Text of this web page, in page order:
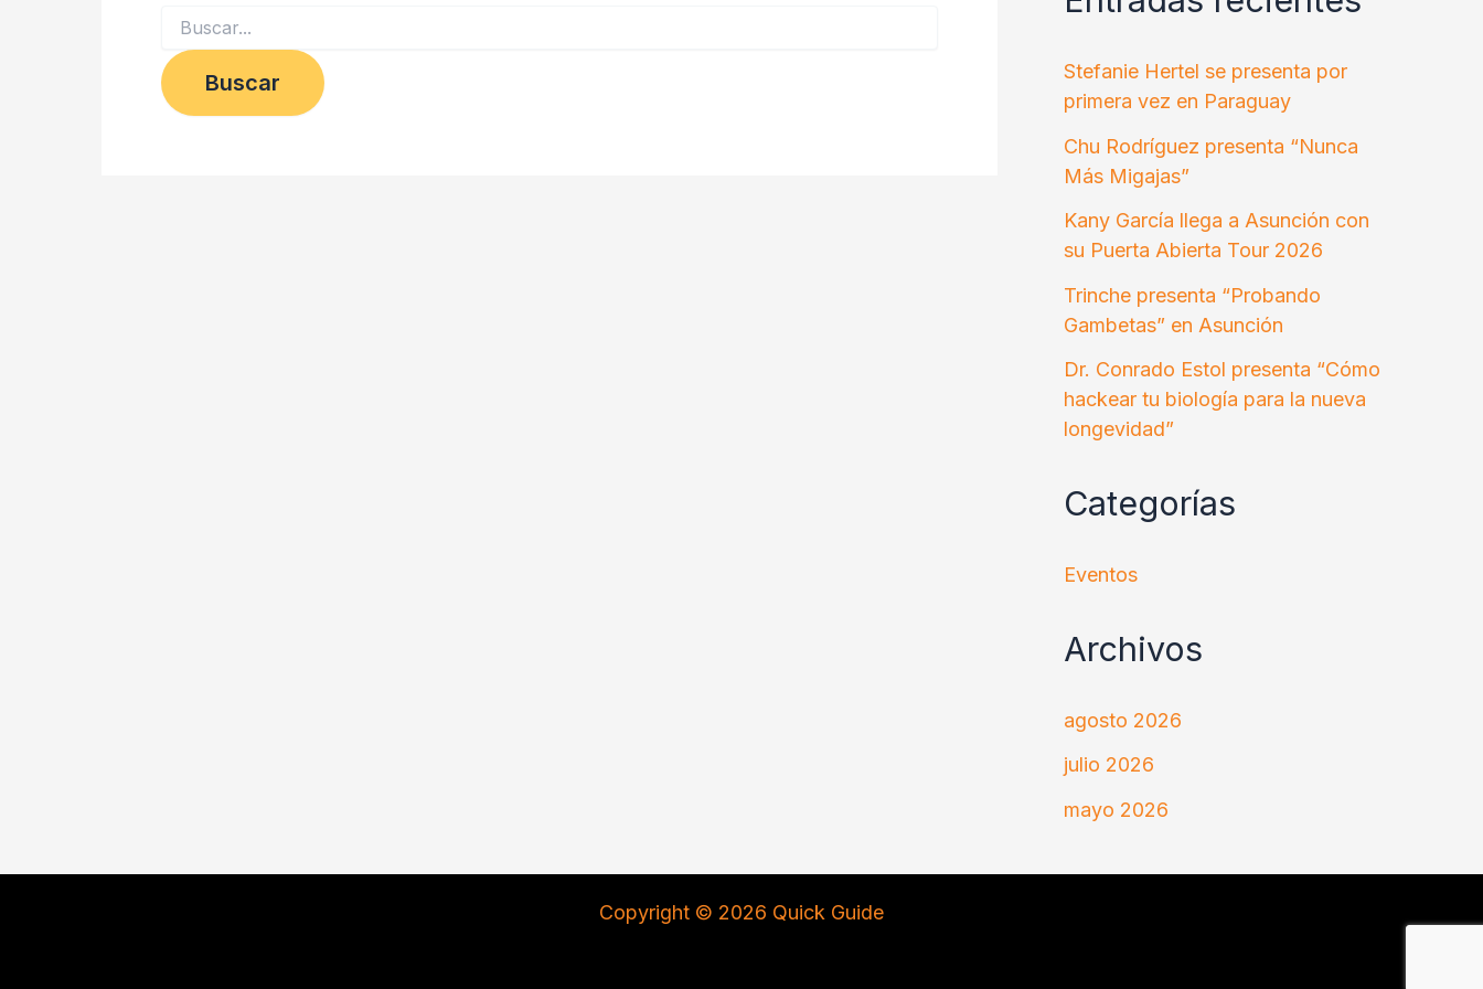
Stefanie Hertel se presenta por
primera vez en Paraguay
Chu Rodríguez presenta “Nunca
Más Migajas”
Kany García llega a Asunción con
su Puerta Abierta Tour 2026
Trinche presenta “Probando
Gambetas” en Asunción
Dr. Conrado Estol presenta “Cómo
hackear tu biología para la nueva
longevidad”
Categorías
Eventos
Archivos
agosto 2026
julio 2026
mayo 2026
Copyright © 2026 Quick Guide